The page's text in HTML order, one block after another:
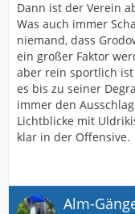
Dann ist der Verein
Was auch immer
niemand, dass
ein großer Faktor
aber rein sportlich
es bis zu seiner
immer den
Lichtblicke mit
klar in der Offensive.
Alm-